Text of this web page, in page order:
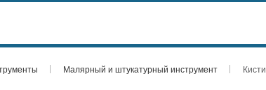
Малярный и штукатурный инструмент Кисти